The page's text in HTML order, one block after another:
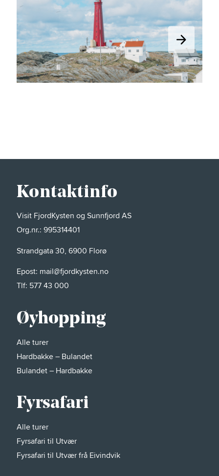
Kontaktinfo
Visit FjordKysten og Sunnfjord AS
Org.nr.: 995314401
Strandgata 30, 6900 Florø
Epost: mail@fjordkysten.no
Tlf: 577 43 000
Øyhopping
Alle turer
Hardbakke – Bulandet
Bulandet – Hardbakke
Fyrsafari
Alle turer
Fyrsafari til Utvær
Fyrsafari til Utvær frå Eivindvik